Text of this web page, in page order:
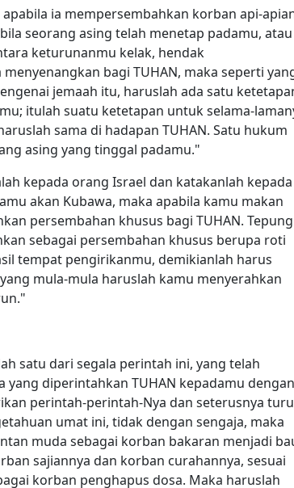
ia mempersembahkan korban api-
seorang asing telah menetap padamu, atau
keturunanmu kelak, hendak
bagi TUHAN, maka seperti
jemaah itu, haruslah ada satu
itulah suatu ketetapan untuk selama-
sama di hadapan TUHAN. Satu hukum
asing yang tinggal padamu."
kepada orang Israel dan katakanlah kepada
akan Kubawa, maka apabila kamu makan
persembahan khusus bagi TUHAN. Tepung
sebagai persembahan khusus berupa roti
tempat pengirikanmu, demikianlah harus
mula-mula haruslah kamu menyerahkan
satu dari segala perintah ini, yang telah
yang diperintahkan TUHAN kepadamu dengan
perintah-perintah-Nya dan seterusnya
umat ini, tidak dengan sengaja, maka
muda sebagai korban bakaran menjadi
sajiannya dan korban curahannya, sesuai
korban penghapus dosa. Maka haruslah